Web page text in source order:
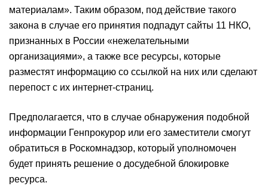
материалам». Таким образом, под действие такого
закона в случае его принятия подпадут сайты 11 НКО,
признанных в России «нежелательными
организациями», а также все ресурсы, которые
разместят информацию со ссылкой на них или сделают
перепост с их интернет-страниц.
Предполагается, что в случае обнаружения подобной
информации Генпрокурор или его заместители смогут
обратиться в Роскомнадзор, который уполномочен
будет принять решение о досудебной блокировке
ресурса.